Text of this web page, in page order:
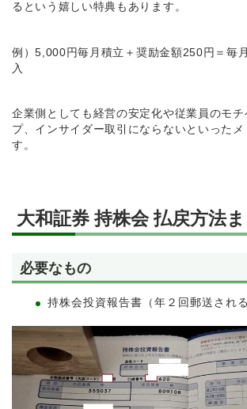
るという嬉しい特典もあります。
例）5,000円毎月積立＋奨励金額250円＝毎
入
企業側としても経営の安定化や従業員のモチ
プ、インサイダー取引にならないといったメ
す。
大和証券 持株会 払戻方法
必要なもの
持株会投資報告書（年２回郵送され